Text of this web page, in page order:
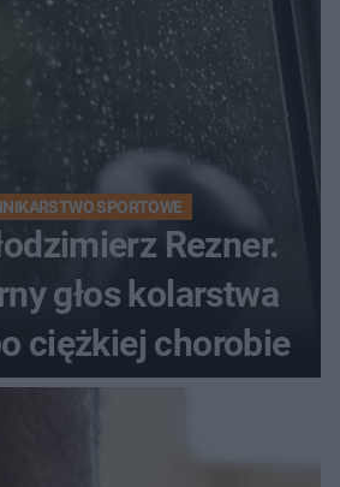
SPORTOWE
Rezner.
głos kolarstwa
ciężkiej chorobie